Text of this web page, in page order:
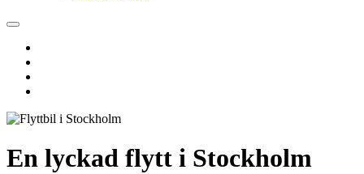
En lyckad flytt i Stockholm